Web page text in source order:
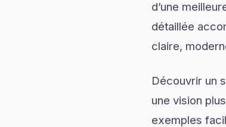
d’une
détaillée
claire,
Découvrir un
une vision
exemples